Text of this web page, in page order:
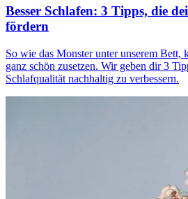
Besser Schlafen: 3 Tipps, die
fördern
So wie das Monster unter unserem Bett,
ganz schön zusetzen. Wir geben dir 3
Schlafqualität nachhaltig zu verbessern.